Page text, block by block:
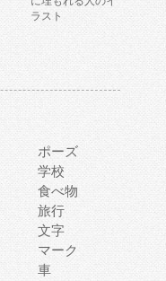
ラスト
ポーズ
学校
食べ物
旅行
文字
マーク
車